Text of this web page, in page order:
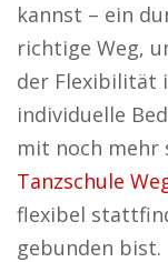
kannst – ein
richtige Weg,
der Flexibilität
individuelle
mit noch mehr
Tanzschule
flexibel
gebunden bist.